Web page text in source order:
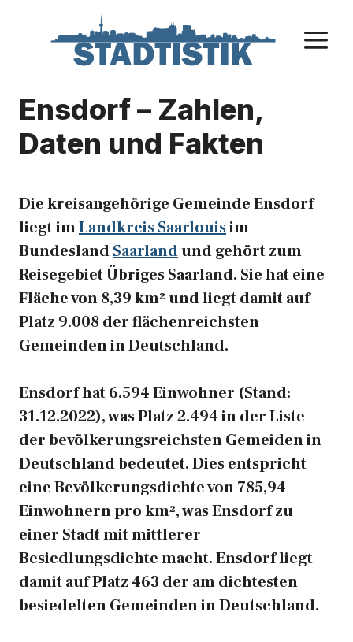
Ensdorf – Zahlen,
Daten und Fakten
Die kreisangehörige Gemeinde Ensdorf
liegt imLandkreis Saarlouisim
BundeslandSaarlandund gehört zum
Reisegebiet Übriges Saarland. Sie hat eine
Fläche von 8,39 km² und liegt damit auf
Platz 9.008 der flächenreichsten
Gemeinden in Deutschland.
Ensdorf hat 6.594 Einwohner (Stand:
31.12.2022), was Platz 2.494 in der Liste
der bevölkerungsreichsten Gemeiden in
Deutschland bedeutet. Dies entspricht
eine Bevölkerungsdichte von 785,94
Einwohnern pro km², was Ensdorf zu
einer Stadt mit mittlerer
Besiedlungsdichte macht. Ensdorf liegt
damit auf Platz 463 der am dichtesten
besiedelten Gemeinden in Deutschland.